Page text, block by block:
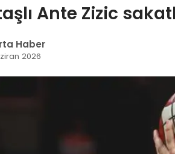
Ante Zizic
Haber
2026